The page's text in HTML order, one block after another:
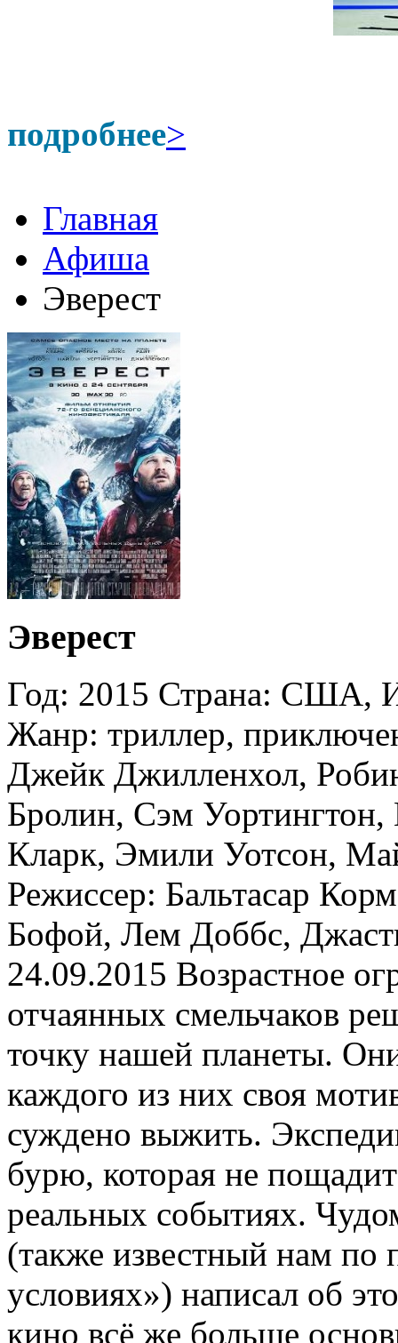
подробнее>
Главная
Афиша
Эверест
Эверест
Год: 2015 Страна: США,
Жанр: триллер,
Джейк Джилленхол,
Бролин, Сэм
Кларк, Эмили Уотсон,
Режиссер: Бальтасар
Бофой, Лем Доббс,
24.09.2015 Возрастное
отчаянных смельчаков
точку нашей планеты.
каждого из них своя
суждено выжить.
бурю, которая не
реальных событиях.
(также известный нам
условиях») написал об
кино всё же больше